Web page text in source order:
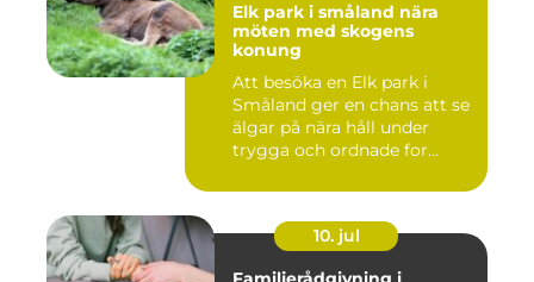
Elk park i småland nära
möten med skogens
konung
Att besöka en Elk park i
Småland ger en chans att se
älgar på nära håll under
trygga och ordnade for...
10. jul